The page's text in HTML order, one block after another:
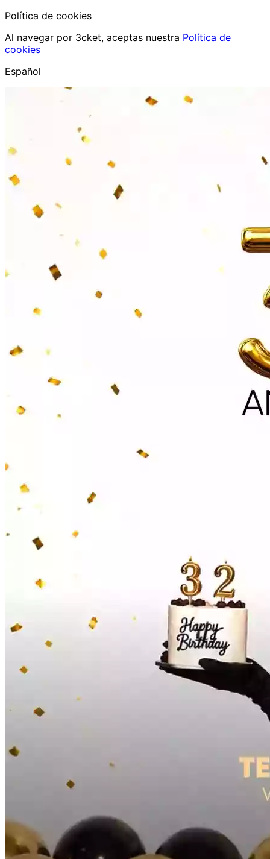
Política de cookies
Al navegar por 3cket, aceptas nuestra Política de
cookies
Español